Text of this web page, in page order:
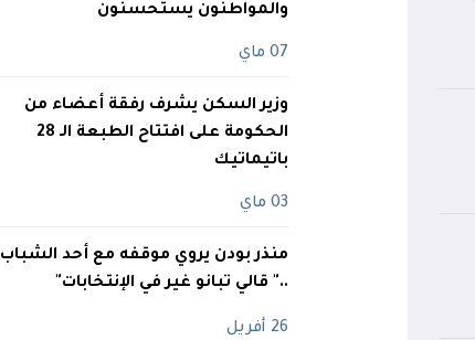
والمواطنون يستحسنون
07 ماي
وزير السكن يشرف رفقة أعضاء من
الحكومة على افتتاح الطبعة الـ 28
باتيماتيك
03 ماي
منذر بودن يروي موقفه مع أحد الشباب
.." قالي تبانو غير في الإنتخابات"
26 أفريل